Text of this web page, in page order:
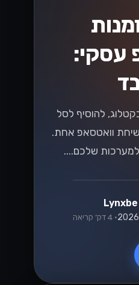
בחוקי המס
הישראלים בשנת 2026 שמשפיעים על
אסטרטגיות